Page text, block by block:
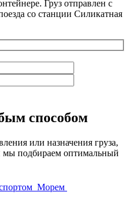
Груз отправлен с
со станции Силикатная
способом
или назначения груза,
мы подбираем оптимальный
Морем